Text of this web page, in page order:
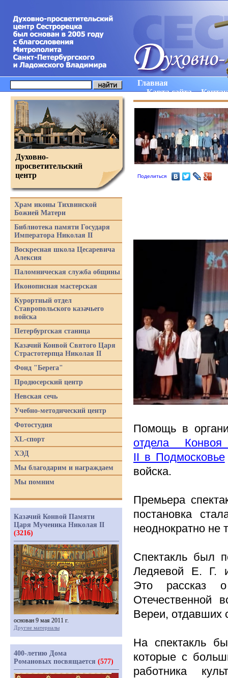
Главная
Карта сайта
Поделиться
Помощь в
отдела
II в Подмосковье
войска.
Премьера
постановка
неоднократно не
Спектакль был
Ледяевой Е. Г. и
Это рассказ
Отечественной
Вереи, отдавших
На спектакль
которые с
работника
Духовно-
просветительский
центр
Храм иконы Тихвинской
Божией Матери
Библиотека памяти Государя
Императора Николая II
Воскресная школа Цесаревича
Алексия
Паломническая служба общины
Иконописная мастерская
Курортный отдел
Ставропольского казачьего
войска
Петербургская станица
Казачий Конвой Святого Царя
Страстотерпца Николая II
Фонд "Берега"
Продюсерский центр
Невская сечь
Учебно-методический центр
Фотостудия
XL-спорт
ХЭД
Мы благодарим и награждаем
Мы помним
Казачий Конвой Памяти
Царя Мученика Николая II
(3216)
основан 9 мая 2011 г.
Другие материалы
400-летию Дома
Романовых посвящается (577)